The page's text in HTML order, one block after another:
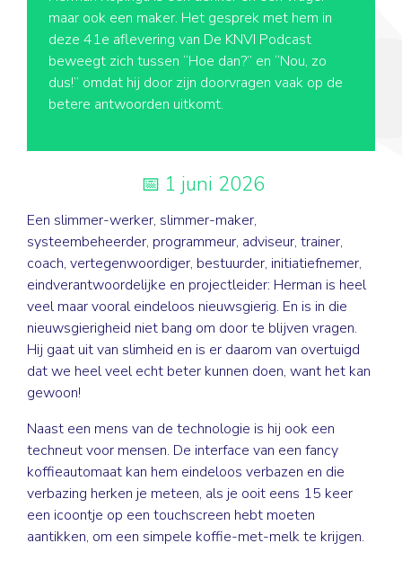
maar ook een maker. Het gesprek met hem in
deze 41e aflevering van De KNVI Podcast
beweegt zich tussen “Hoe dan?” en “Nou, zo
dus!” omdat hij door zijn doorvragen vaak op de
betere antwoorden uitkomt.
1 juni 2026
Een slimmer-werker, slimmer-maker,
systeembeheerder, programmeur, adviseur, trainer,
coach, vertegenwoordiger, bestuurder, initiatiefnemer,
eindverantwoordelijke en projectleider: Herman is heel
veel maar vooral eindeloos nieuwsgierig. En is in die
nieuwsgierigheid niet bang om door te blijven vragen.
Hij gaat uit van slimheid en is er daarom van overtuigd
dat we heel veel echt beter kunnen doen, want het kan
gewoon!
Naast een mens van de technologie is hij ook een
techneut voor mensen. De interface van een fancy
koffieautomaat kan hem eindeloos verbazen en die
verbazing herken je meteen, als je ooit eens 15 keer
een icoontje op een touchscreen hebt moeten
aantikken, om een simpele koffie-met-melk te krijgen.